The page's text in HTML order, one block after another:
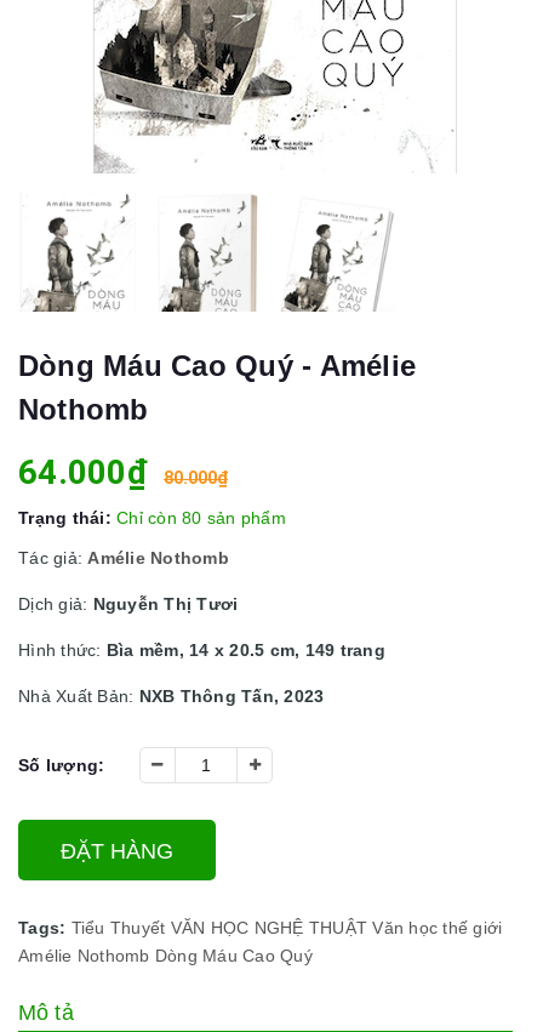
Dòng Máu Cao Quý - Amélie
Nothomb
64.000₫ 80.000₫
Trạng thái: Chỉ còn 80 sản phẩm
Tác giả:Amélie Nothomb
Dịch giả: Nguyễn Thị Tươi
Hình thức: Bìa mềm, 14 x 20.5 cm, 149 trang
Nhà Xuất Bản: NXB Thông Tấn, 2023
Số lượng:
ĐẶT HÀNG
Tags: Tiểu Thuyết VĂN HỌC NGHỆ THUẬT Văn học thế giới
Amélie Nothomb Dòng Máu Cao Quý
Mô tả